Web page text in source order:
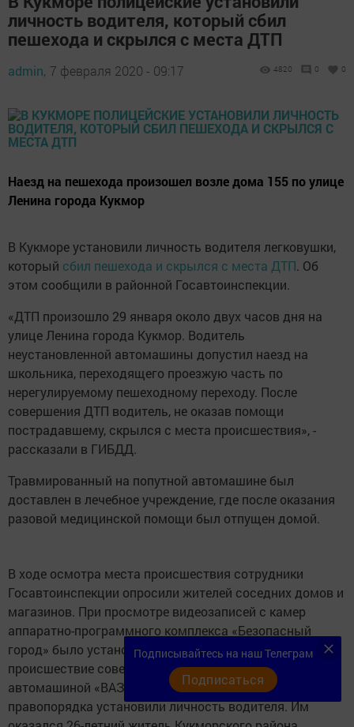
личность водителя, который сбил
пешехода и скрылся с места ДТП
admin, 7 февраля 2020 - 09:17 4820 0 0
Наезд на пешехода произошел возле дома 155 по улице
Ленина города Кукмор
В Кукморе установили личность водителя легковушки,
который сбил пешехода и скрылся с места ДТП. Об
этом сообщили в районной Госавтоинспекции.
«ДТП произошло 29 января около двух часов дня на
улице Ленина города Кукмор. Водитель
неустановленной автомашины допустил наезд на
школьника, переходящего проезжую часть по
нерегулируемому пешеходному переходу. После
совершения ДТП водитель, не оказав помощи
пострадавшему, скрылся с места происшествия», -
рассказали в ГИБДД.
Травмированный на попутной автомашине был
доставлен в лечебное учреждение, где после оказания
разовой медицинской помощи был отпущен домой.
В ходе осмотра места происшествия сотрудники
Госавтоинспекции опросили жителей соседних домов и
магазинов. При просмотре видеозаписей с камер
аппаратно-программного комплекса «Безопасный
город» было установлено, что дорожно-транспортное
происшествие совершил водитель, управляющий
автомашиной «ВАЗ-21144». В дальнейшем стражи
правопорядка установили личность водителя. Им
Подписывайтесь на наш Телеграм
Подписаться